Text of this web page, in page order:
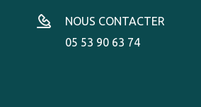
NOUS CONTACTER
05 53 90 63 74